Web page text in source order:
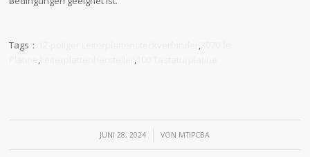
Tags： ,
, ,
JUNI 28, 2024
/ VON MTIPCBA